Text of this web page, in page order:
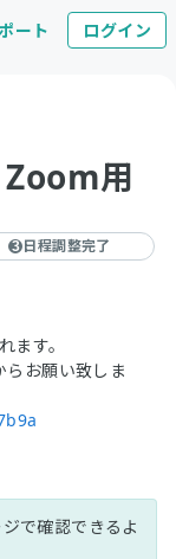
ート ログイン
用
3 日程調整完了
ます。
お願い致しま
で確認できるよ